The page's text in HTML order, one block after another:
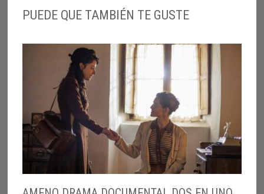
PUEDE QUE TAMBIÉN TE GUSTE